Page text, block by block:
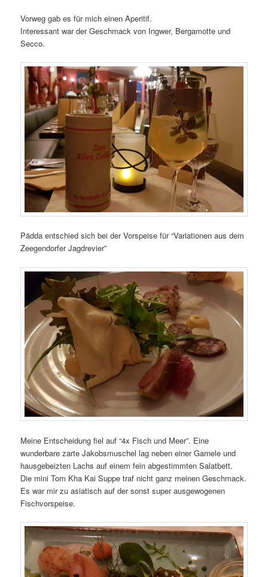
Vorweg gab es für mich einen Aperitif.
Interessant war der Geschmack von Ingwer, Bergamotte und
Secco.
Pädda entschied sich bei der Vorspeise für “Variationen aus dem
Zeegendorfer Jagdrevier”
Meine Entscheidung fiel auf “4x Fisch und Meer”. Eine
wunderbare zarte Jakobsmuschel lag neben einer Garnele und
hausgebeizten Lachs auf einem fein abgestimmten Salatbett.
Die mini Tom Kha Kai Suppe traf nicht ganz meinen Geschmack.
Es war mir zu asiatisch auf der sonst super ausgewogenen
Fischvorspeise.